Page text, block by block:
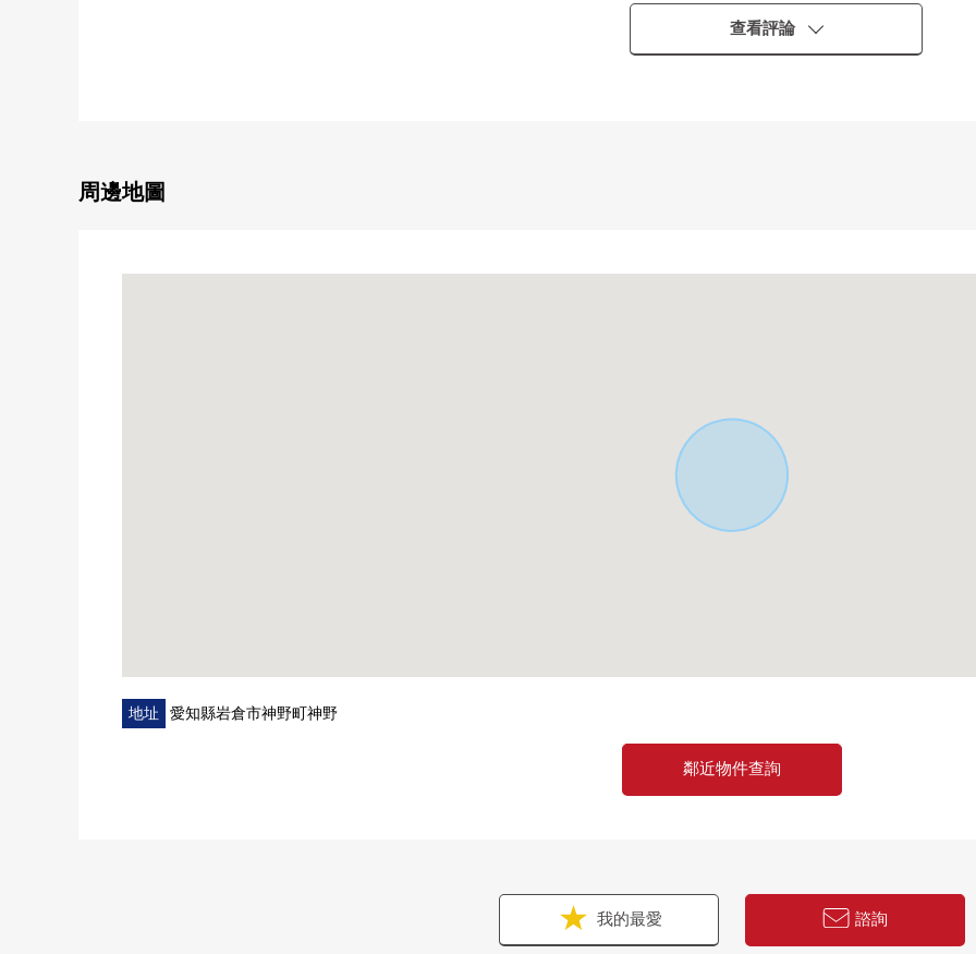
查看評論
周邊地圖
地址 愛知縣岩倉市神野町神野
鄰近物件查詢
我的最愛 諮詢